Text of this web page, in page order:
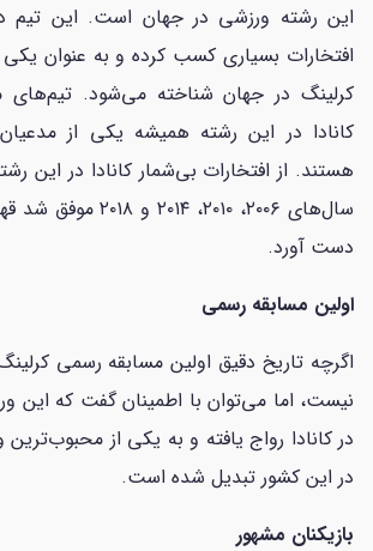
این رشته ورزشی در جهان است. این تیم
افتخارات بسیاری کسب کرده و به عنوان
کرلینگ در جهان شناخته می‌شود. تیم‌های
کانادا در این رشته همیشه یکی از
هستند. از افتخارات بی‌شمار کانادا در این
سال‌های ۲۰۰۶، ۲۰۱۰،
دست آورد.
اولین مسابقه رسمی
اگرچه تاریخ دقیق اولین مسابقه رسمی
نیست، اما می‌توان با اطمینان گفت که این
در کانادا رواج یافته و به یکی از
در این کشور تبدیل شده است.
بازیکنان مشهور